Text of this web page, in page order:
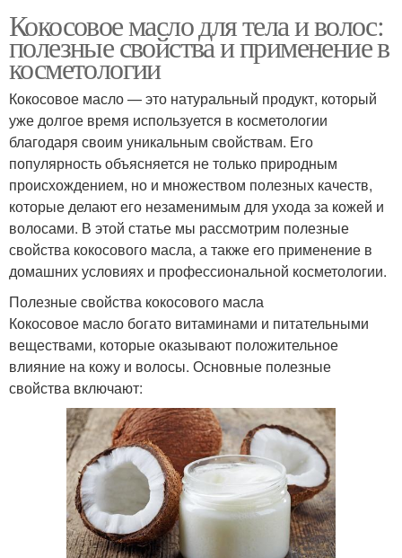
Кокосовое масло для тела и волос:
полезные свойства и применение в
косметологии
Кокосовое масло — это натуральный продукт, который
уже долгое время используется в косметологии
благодаря своим уникальным свойствам. Его
популярность объясняется не только природным
происхождением, но и множеством полезных качеств,
которые делают его незаменимым для ухода за кожей и
волосами. В этой статье мы рассмотрим полезные
свойства кокосового масла, а также его применение в
домашних условиях и профессиональной косметологии.
Полезные свойства кокосового масла
Кокосовое масло богато витаминами и питательными
веществами, которые оказывают положительное
влияние на кожу и волосы. Основные полезные
свойства включают: